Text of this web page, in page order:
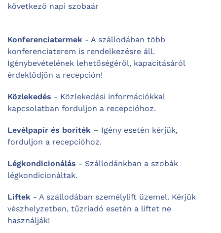
következő napi szobaár
Konferenciatermek - A szállodában több
konferenciaterem is rendelkezésre áll.
Igénybevételének lehetőségéről, kapacitásáról
érdeklődjön a recepción!
Közlekedés - Közlekedési információkkal
kapcsolatban forduljon a recepcióhoz.
Levélpapír és boríték – Igény esetén kérjük,
forduljon a recepcióhoz.
Légkondicionálás - Szállodánkban a szobák
légkondicionáltak.
Liftek - A szállodában személylift üzemel. Kérjük
vészhelyzetben, tűzriadó esetén a liftet ne
használják!